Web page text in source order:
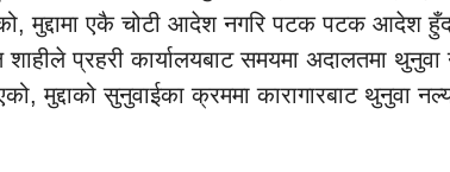
मुद्दामा एकै चोटी आदेश नगरि पटक पटक आदेश हुँदा
शाहीले प्रहरी कार्यालयबाट समयमा अदालतमा थुनुवा
मुद्दाको सुनुवाईका क्रममा कारागारबाट थुनुवा